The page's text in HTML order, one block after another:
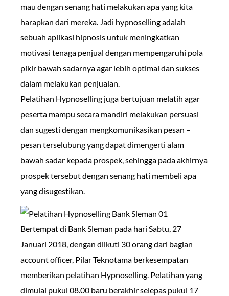
mau dengan senang hati melakukan apa yang kita
harapkan dari mereka. Jadi hypnoselling adalah
sebuah aplikasi hipnosis untuk meningkatkan
motivasi tenaga penjual dengan mempengaruhi pola
pikir bawah sadarnya agar lebih optimal dan sukses
dalam melakukan penjualan.
Pelatihan Hypnoselling juga bertujuan melatih agar
peserta mampu secara mandiri melakukan persuasi
dan sugesti dengan mengkomunikasikan pesan –
pesan terselubung yang dapat dimengerti alam
bawah sadar kepada prospek, sehingga pada akhirnya
prospek tersebut dengan senang hati membeli apa
yang disugestikan.
Bertempat di Bank Sleman pada hari Sabtu, 27
Januari 2018, dengan diikuti 30 orang dari bagian
account officer, Pilar Teknotama berkesempatan
memberikan pelatihan Hypnoselling. Pelatihan yang
dimulai pukul 08.00 baru berakhir selepas pukul 17